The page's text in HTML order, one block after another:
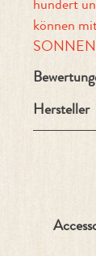
hundert
können
Hersteller